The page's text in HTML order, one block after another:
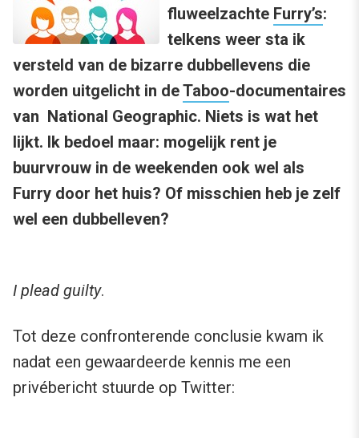
fluweelzachte Furry’s:
telkens weer sta ik
versteld van de bizarre dubbellevens die
worden uitgelicht in deTaboo-documentaires
van National Geographic. Niets is wat het
lijkt. Ik bedoel maar: mogelijk rent je
buurvrouw in de weekenden ook wel als
Furry door het huis? Of misschien heb je zelf
wel een dubbelleven?
I plead guilty.
Tot deze confronterende conclusie kwam ik
nadat een gewaardeerde kennis me een
privébericht stuurde op Twitter: